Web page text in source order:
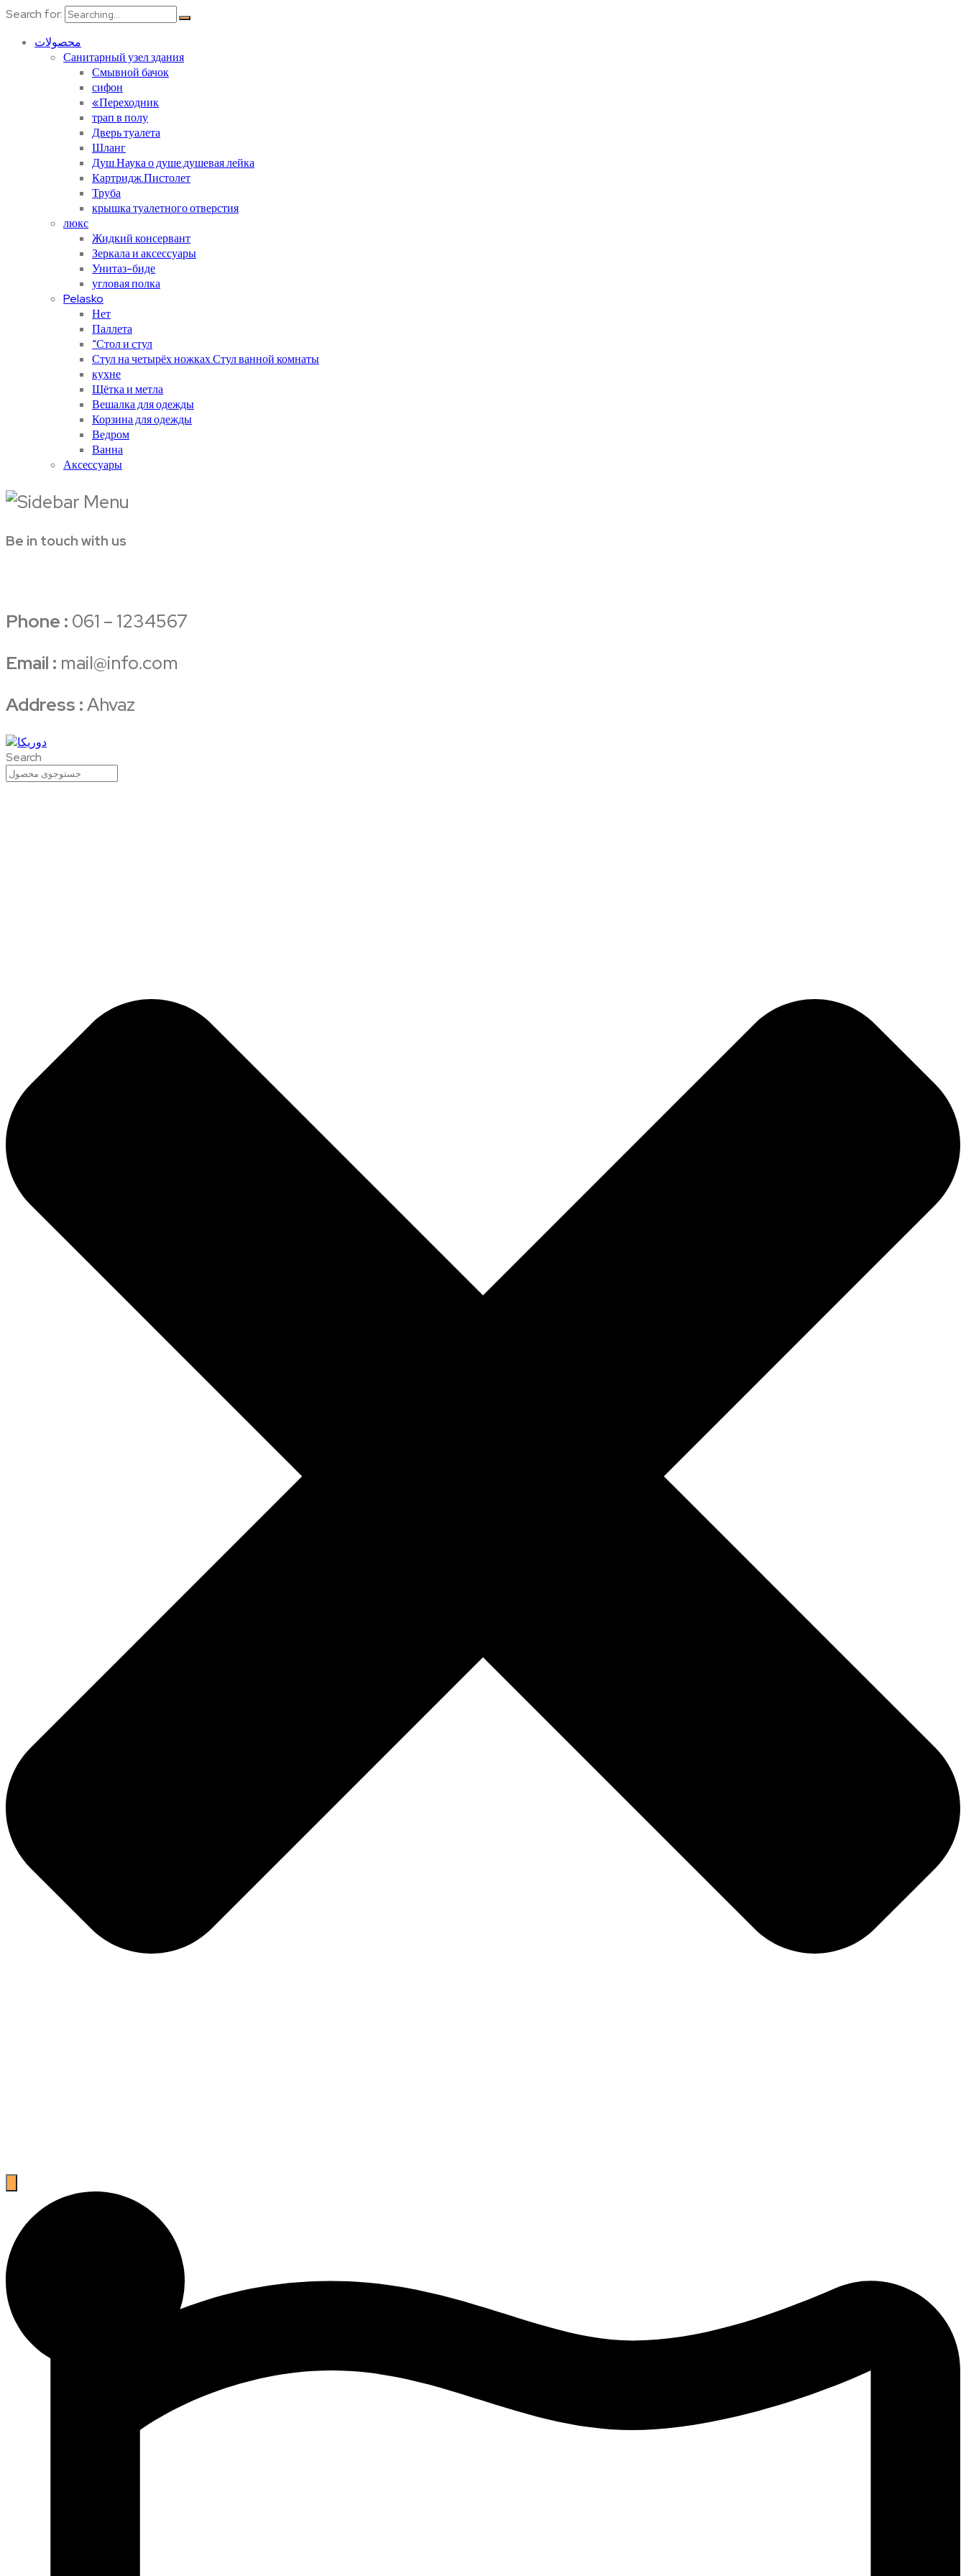
Search for:
محصولات
Санитарный узел здания
Смывной бачок
сифон
«Переходник
трап в полу
Дверь туалета
Шланг
Душ.Наука о душе.душевая лейка
Картридж.Пистолет
Труба
крышка туалетного отверстия
люкс
Жидкий консервант
Зеркала и аксессуары
Унитаз-биде
угловая полка
Pelasko
Нет
Паллета
“Стол и стул
Стул на четырёх ножках.Стул ванной комнаты
кухне
Щётка и метла
Вешалка для одежды
Корзина для одежды
Ведром
Ванна
Аксессуары
Be in touch with us
Phone : 061 – 1234567
Email : mail@info.com
Address :Ahvaz
Search